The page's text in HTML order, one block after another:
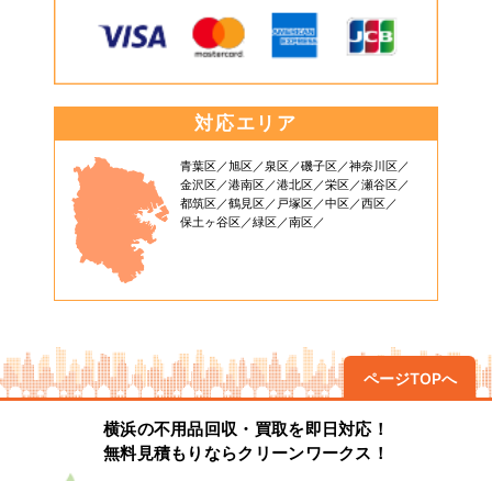
対応エリア
青葉区 旭区 泉区 磯子区
神奈川区
金沢区
港南区 港北区 栄区
瀬谷区
都筑区
鶴見区 戸塚区 中区
西区
保土ヶ谷区
緑区 南区
ページTOPへ
横浜の不用品回収・買取を即日対応！
無料見積もりならクリーンワークス！